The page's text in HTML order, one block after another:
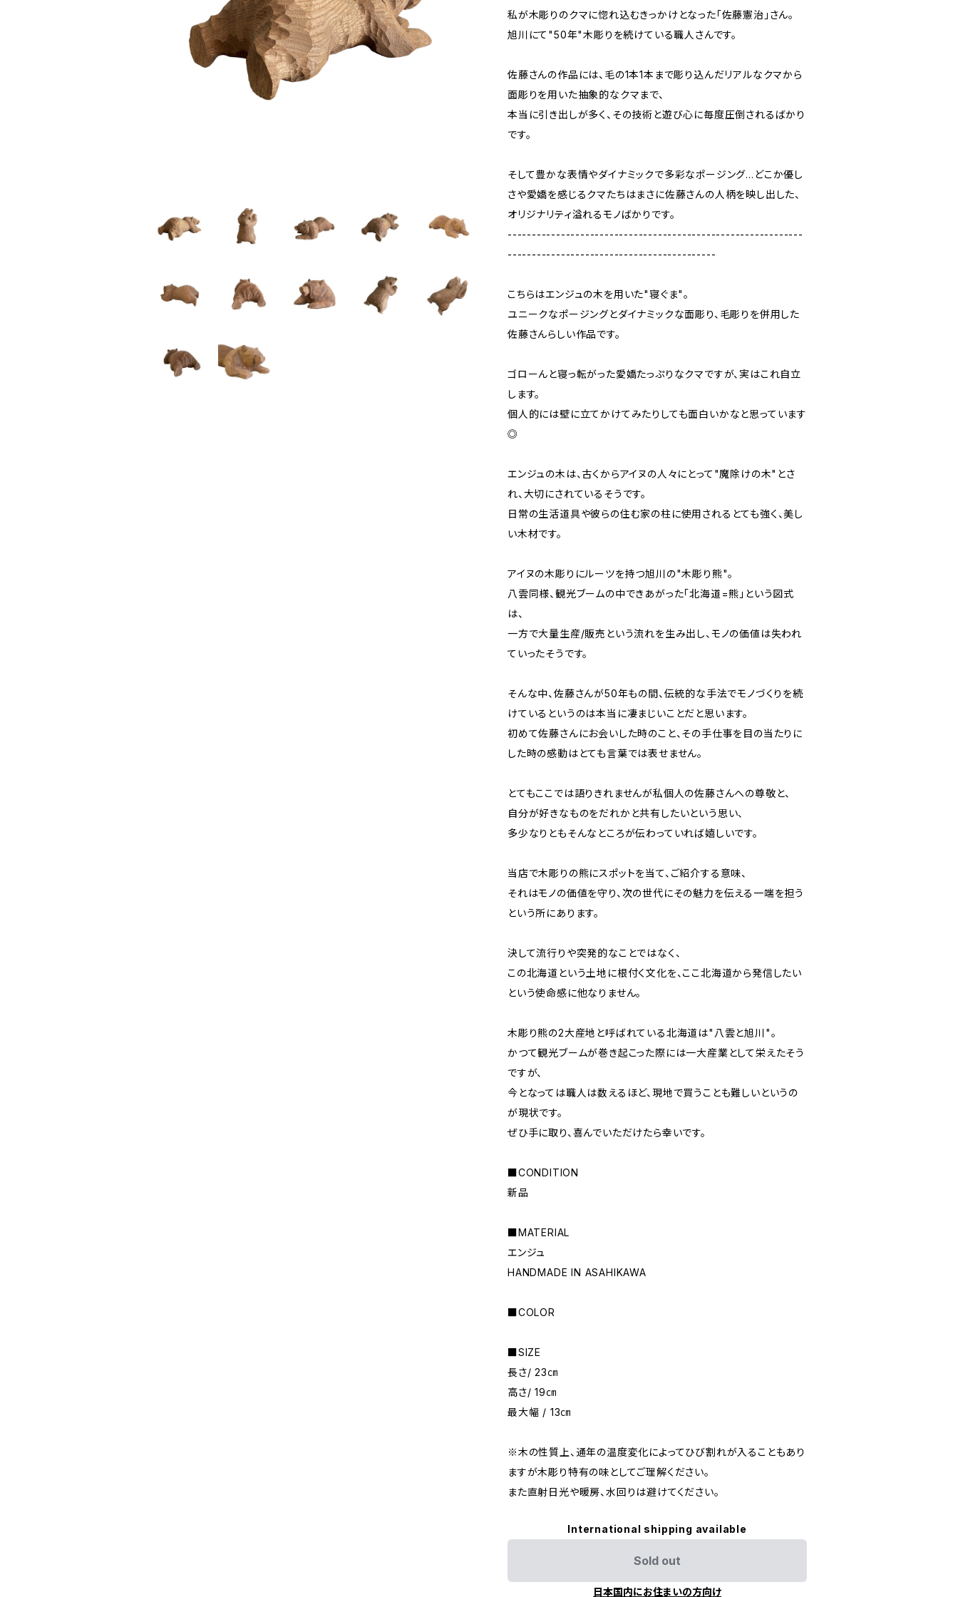
私が木彫りのクマに惚れ込むきっかけとなった「佐藤憲治」さん。
旭川にて"50年"木彫りを続けている職人さんです。
佐藤さんの作品には、毛の1本1本まで彫り込んだリアルなクマから
面彫りを用いた抽象的なクマまで、
本当に引き出しが多く、その技術と遊び心に毎度圧倒されるばかり
です。
そして豊かな表情やダイナミックで多彩なポージング…どこか優し
さや愛嬌を感じるクマたちはまさに佐藤さんの人柄を映し出した、
オリジナリティ溢れるモノばかりです。
-------------------------------------------------------------
-------------------------------------------
こちらはエンジュの木を用いた"寝ぐま"。
ユニークなポージングとダイナミックな面彫り、毛彫りを併用した
佐藤さんらしい作品です。
ゴローんと寝っ転がった愛嬌たっぷりなクマですが、実はこれ自立
します。
個人的には壁に立てかけてみたりしても面白いかなと思っています
◎
エンジュの木は、古くからアイヌの人々にとって"魔除けの木"とさ
れ、大切にされているそうです。
日常の生活道具や彼らの住む家の柱に使用されるとても強く、美し
い木材です。
アイヌの木彫りにルーツを持つ旭川の"木彫り熊"。
八雲同様、観光ブームの中できあがった「北海道=熊」という図式
は、
一方で大量生産/販売という流れを生み出し、モノの価値は失われ
ていったそうです。
そんな中、佐藤さんが50年もの間、伝統的な手法でモノづくりを続
けているというのは本当に凄まじいことだと思います。
初めて佐藤さんにお会いした時のこと、その手仕事を目の当たりに
した時の感動はとても言葉では表せません。
とてもここでは語りきれませんが私個人の佐藤さんへの尊敬と、
自分が好きなものをだれかと共有したいという思い、
多少なりともそんなところが伝わっていれば嬉しいです。
当店で木彫りの熊にスポットを当て、ご紹介する意味、
それはモノの価値を守り、次の世代にその魅力を伝える一端を担う
という所にあります。
決して流行りや突発的なことではなく、
この北海道という土地に根付く文化を、ここ北海道から発信したい
という使命感に他なりません。
木彫り熊の2大産地と呼ばれている北海道は"八雲と旭川"。
かつて観光ブームが巻き起こった際には一大産業として栄えたそう
ですが、
今となっては職人は数えるほど、現地で買うことも難しいというの
が現状です。
ぜひ手に取り、喜んでいただけたら幸いです。
■CONDITION
新品
■MATERIAL
エンジュ
HANDMADE IN ASAHIKAWA
■COLOR
■SIZE
長さ/ 23㎝
高さ/ 19㎝
最大幅 / 13㎝
※木の性質上、通年の温度変化によってひび割れが入ることもあり
ますが木彫り特有の味としてご理解ください。
また直射日光や暖房、水回りは避けてください。
International shipping available
Sold out
日本国内にお住まいの方向け